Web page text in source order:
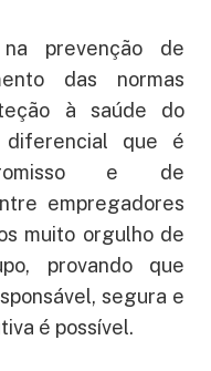
prevenção de
das normas
à saúde do
diferencial que é
e de
empregadores
muito orgulho de
provando que
segura e
é possível.